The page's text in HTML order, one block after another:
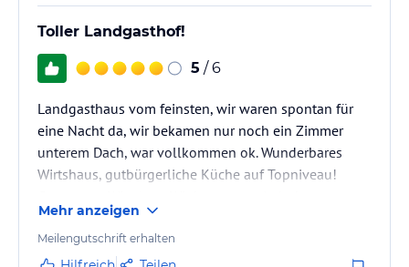
Toller Landgasthof!
5 / 6
Landgasthaus vom feinsten, wir waren spontan für
eine Nacht da, wir bekamen nur noch ein Zimmer
unterem Dach, war vollkommen ok. Wunderbares
Wirtshaus, gutbürgerliche Küche auf Topniveau!
Mehr anzeigen
Meilengutschrift erhalten